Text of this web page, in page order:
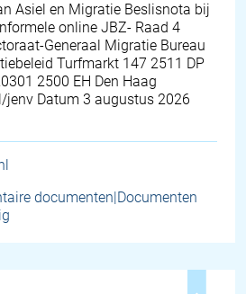
Asiel en Migratie Beslisnota bij
online JBZ- Raad 4
Generaal Migratie Bureau
Turfmarkt 147 2511 DP
2500 EH Den Haag
jenv Datum 3 augustus 2026
documenten|Documenten